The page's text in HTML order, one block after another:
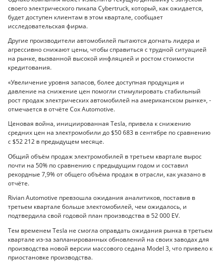
своего электрического пикапа Cybertruck, который, как ожидается,
будет доступен клиентам в этом квартале, сообщает
исследовательская фирма.
Другие производители автомобилей пытаются догнать лидера и
агрессивно снижают цены, чтобы справиться с трудной ситуацией
на рынке, вызванной высокой инфляцией и ростом стоимости
кредитования.
«Увеличение уровня запасов, более доступная продукция и
давление на снижение цен помогли стимулировать стабильный
рост продаж электрических автомобилей на американском рынке», -
отмечается в отчёте Cox Automotive.
Ценовая война, инициированная Tesla, привела к снижению
средних цен на электромобили до $50 683 в сентябре по сравнению
с $52 212 в предыдущем месяце.
Общий объём продаж электромобилей в третьем квартале вырос
почти на 50% по сравнению с предыдущим годом и составил
рекордные 7,9% от общего объёма продаж в отрасли, как указано в
отчёте.
Rivian Automotive превзошла ожидания аналитиков, поставив в
третьем квартале больше электомобилей, чем ожидалось, и
подтвердила свой годовой план производства в 52 000 EV.
Тем временем Tesla не смогла оправдать ожидания рынка в третьем
квартале из-за запланированных обновлений на своих заводах для
производства новой версии массового седана Model 3, что привело к
приостановке производства.